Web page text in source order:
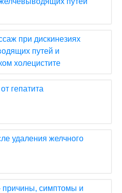
при дискинезиях
путей и
холецистите
гепатита
удаления желчного
причины, симптомы и